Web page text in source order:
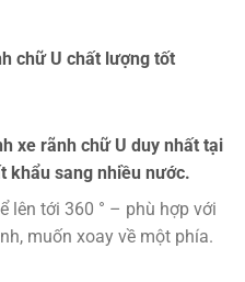
chữ U chất lượng tốt
xe rãnh chữ U duy nhất tại
khẩu sang nhiều nước.
lên tới 360 ° – phù hợp với
muốn xoay về một phía.